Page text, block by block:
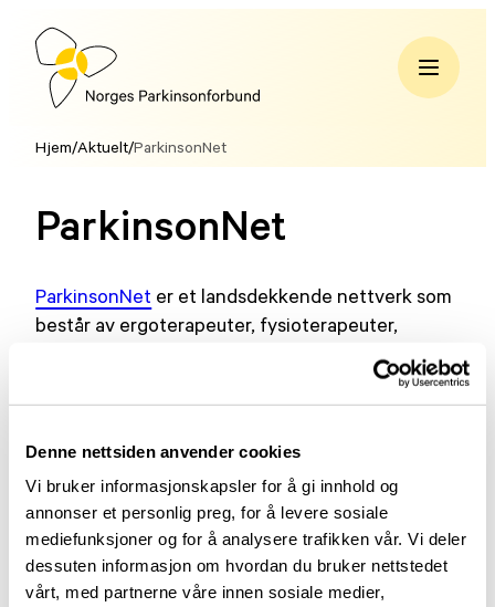
Denne nettsiden anvender cookies
Vi bruker informasjonskapsler for å gi innhold og
annonser et personlig preg, for å levere sosiale
mediefunksjoner og for å analysere trafikken vår. Vi deler
dessuten informasjon om hvordan du bruker nettstedet
vårt, med partnerne våre innen sosiale medier,
Hopp
innholdNorges
Hjem/Aktuelt/ParkinsonNet
ParkinsonNet
ParkinsonNet er et landsdekkende nettverk som
består av ergoterapeuter, fysioterapeuter,
logopeder og sykepleiere med høy kompetanse
på Parkinsons sykdom og atypisk parkinsonisme.
og hvordan du kan komme i kontakt med dem.